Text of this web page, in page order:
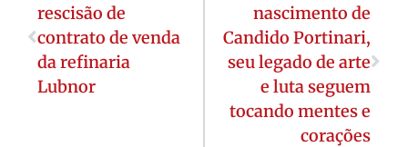
rescisão de
contrato de venda
da refinaria
Lubnor
nascimento de
Candido Portinari,
seu legado de arte
e luta seguem
tocando mentes e
corações